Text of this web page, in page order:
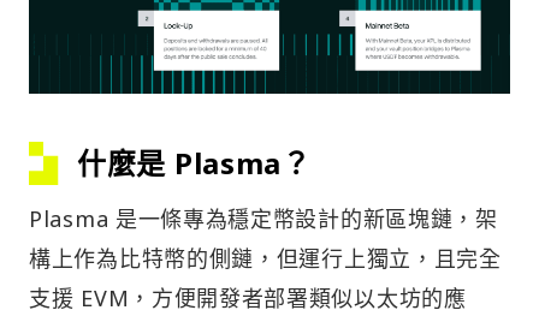
什麼是 Plasma？
Plasma 是一條專為穩定幣設計的新區塊鏈，架
構上作為比特幣的側鏈，但運行上獨立，且完全
支援 EVM，方便開發者部署類似以太坊的應